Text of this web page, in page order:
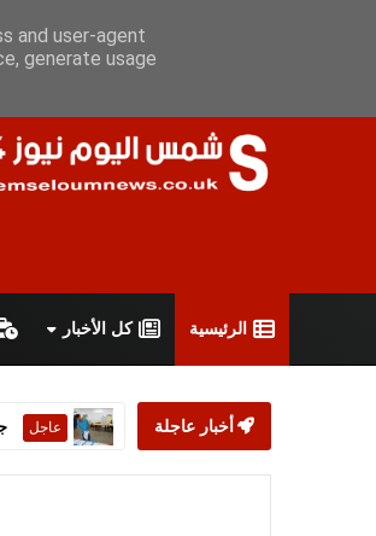
سياسة الخصوصية
الرئيسية كل الأخبار
أخبار عاجلة عاجل
and user-agent
generate usage